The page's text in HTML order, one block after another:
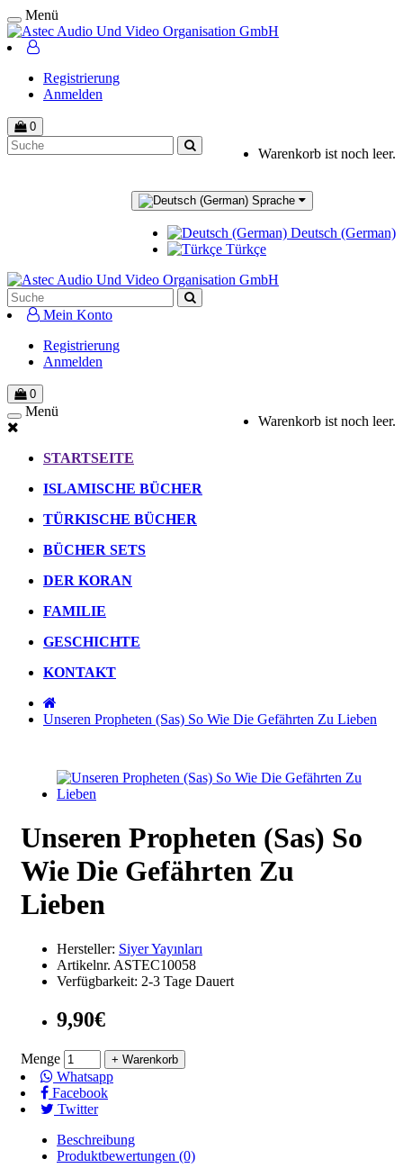
Menü
Registrierung
Anmelden
0
Warenkorb ist noch leer.
Sprache
Deutsch (German)
Türkçe
Mein Konto
Registrierung
Anmelden
0
Warenkorb ist noch leer.
Menü
STARTSEITE
ISLAMISCHE BÜCHER
TÜRKISCHE BÜCHER
BÜCHER SETS
DER KORAN
FAMILIE
GESCHICHTE
KONTAKT
Unseren Propheten (Sas) So Wie Die Gefährten Zu Lieben
Unseren Propheten (Sas) So
Wie Die Gefährten Zu
Lieben
Hersteller: Siyer Yayınları
Artikelnr. ASTEC10058
Verfügbarkeit: 2-3 Tage Dauert
9,90€
Menge + Warenkorb
Whatsapp
Facebook
Twitter
Beschreibung
Produktbewertungen (0)